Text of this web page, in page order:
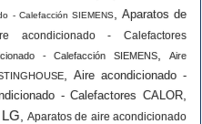
- Calefacción SIEMENS, Aparatos de
acondicionado - Calefactores
- Calefacción SIEMENS,
Aire
Aire acondicionado -
- Calefactores CALOR
Aparatos de aire acondicionado